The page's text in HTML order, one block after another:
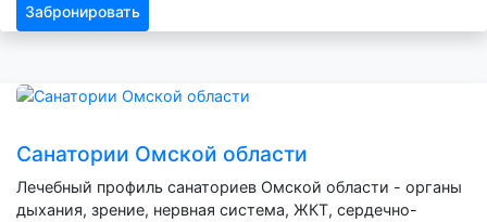
Забронировать
Санатории Омской области
Лечебный профиль санаториев Омской области - органы
дыхания, зрение, нервная система, ЖКТ, сердечно-